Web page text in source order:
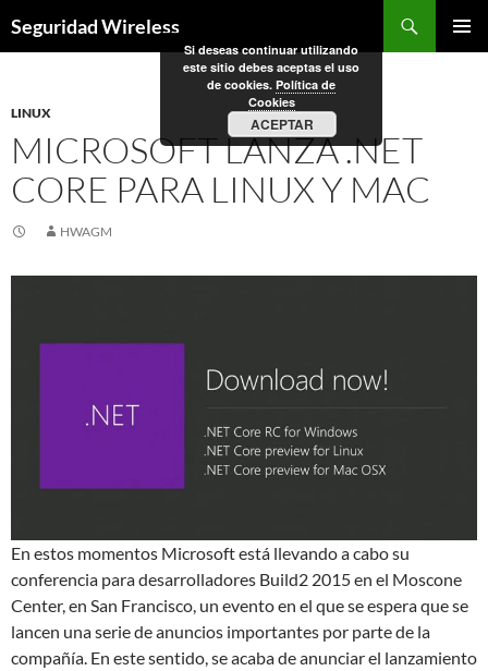
alSeguridad Wireless
LINUX
MICROSOFT LANZA .NET
CORE PARA LINUX Y MAC
HWAGM
En estos momentos Microsoft está llevando a cabo su
conferencia para desarrolladores Build2 2015 en el Moscone
Center, en San Francisco, un evento en el que se espera que se
lancen una serie de anuncios importantes por parte de la
compañía. En este sentido, se acaba de anunciar el lanzamiento
Si deseas continuar utilizando
este sitio debes aceptas el uso
de cookies. Política de
Cookies
ACEPTAR